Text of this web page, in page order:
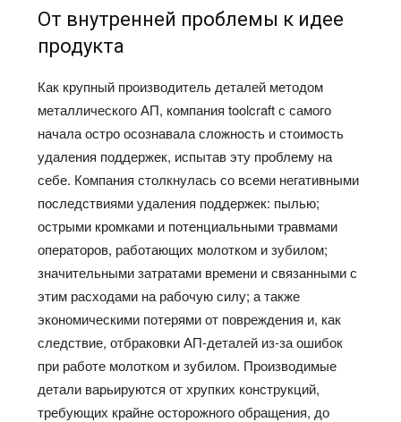
От внутренней проблемы к идее
продукта
Как крупный производитель деталей методом
металлического АП, компания toolcraft с самого
начала остро осознавала сложность и стоимость
удаления поддержек, испытав эту проблему на
себе. Компания столкнулась со всеми негативными
последствиями удаления поддержек: пылью;
острыми кромками и потенциальными травмами
операторов, работающих молотком и зубилом;
значительными затратами времени и связанными с
этим расходами на рабочую силу; а также
экономическими потерями от повреждения и, как
следствие, отбраковки АП-деталей из-за ошибок
при работе молотком и зубилом. Производимые
детали варьируются от хрупких конструкций,
требующих крайне осторожного обращения, до